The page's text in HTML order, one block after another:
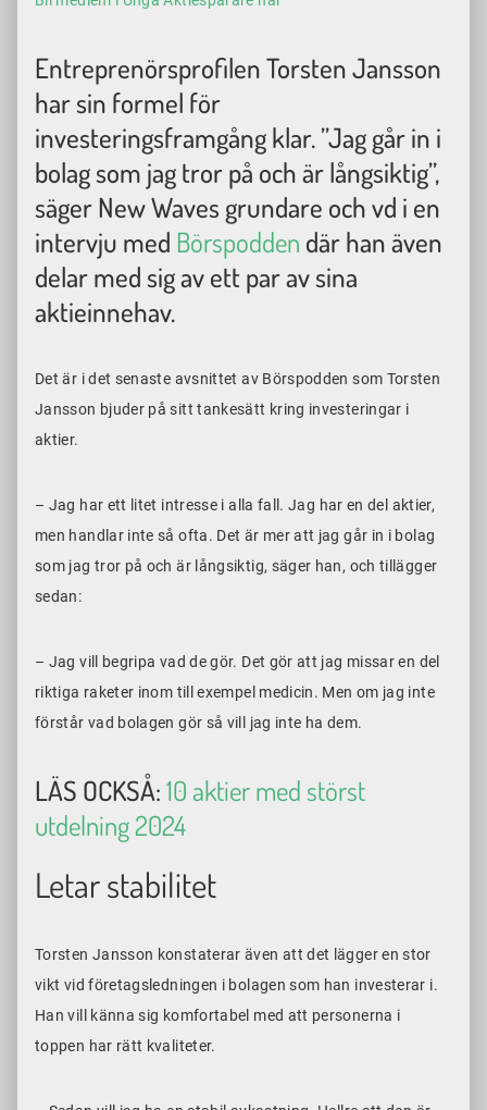
Entreprenörsprofilen Torsten Jansson
har sin formel för
investeringsframgång klar. ”Jag går in i
bolag som jag tror på och är långsiktig”,
säger New Waves grundare och vd i en
intervju med Börspodden där han även
delar med sig av ett par av sina
aktieinnehav.
Det är i det senaste avsnittet av Börspodden som Torsten
Jansson bjuder på sitt tankesätt kring investeringar i
aktier.
– Jag har ett litet intresse i alla fall. Jag har en del aktier,
men handlar inte så ofta. Det är mer att jag går in i bolag
som jag tror på och är långsiktig, säger han, och tillägger
sedan:
– Jag vill begripa vad de gör. Det gör att jag missar en del
riktiga raketer inom till exempel medicin. Men om jag inte
förstår vad bolagen gör så vill jag inte ha dem.
LÄS OCKSÅ:10 aktier med störst
utdelning 2024
Letar stabilitet
Torsten Jansson konstaterar även att det lägger en stor
vikt vid företagsledningen i bolagen som han investerar i.
Han vill känna sig komfortabel med att personerna i
toppen har rätt kvaliteter.